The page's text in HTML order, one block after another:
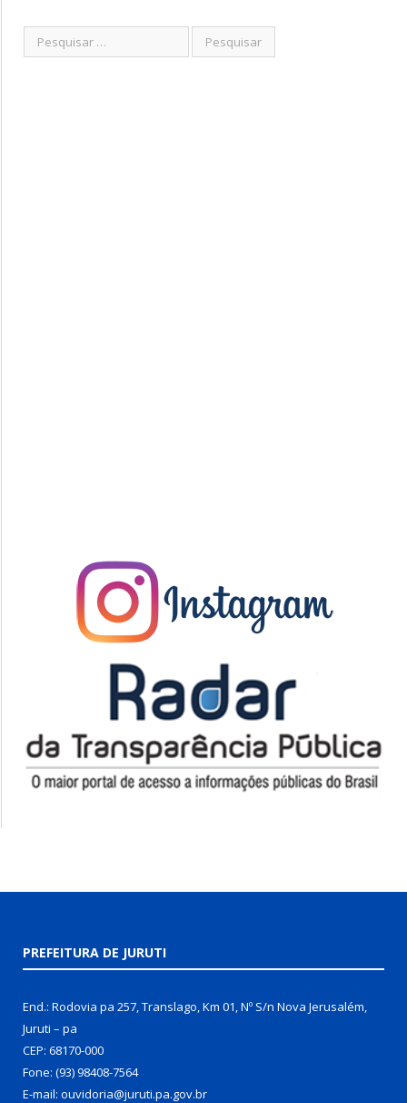
PREFEITURA DE JURUTI
End.: Rodovia pa 257, Translago, Km 01, Nº S/n Nova Jerusalém,
Juruti – pa
CEP: 68170-000
Fone: (93) 98408-7564
E-mail: ouvidoria@juruti.pa.gov.br